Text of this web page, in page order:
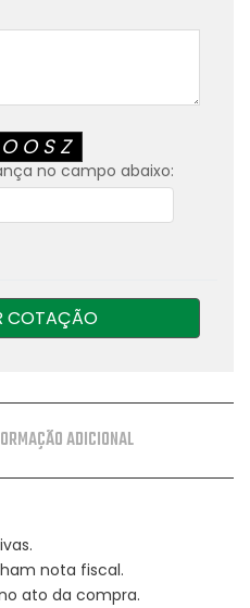
no campo abaixo:
COTAÇÃO
ADICIONAL
nota fiscal.
ato da compra.